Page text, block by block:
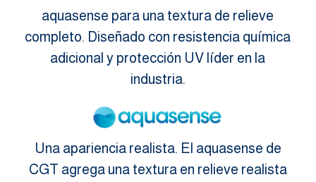
aquasense para una textura de relieve
completo. Diseñado con resistencia química
adicional y protección UV líder en la
industria.
Una apariencia realista. El aquasense de
CGT agrega una textura en relieve realista